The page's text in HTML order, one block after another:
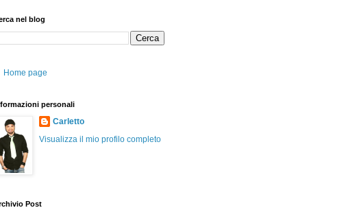
nel blog
Home page
personali
Carletto
Visualizza il mio profilo completo
Post